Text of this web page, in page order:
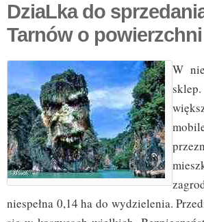
DziaLka do
Tarnów o powierzchni
W
niespełna 0,14 ha do wydzielenia.